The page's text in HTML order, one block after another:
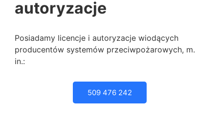
autoryzacje
Posiadamy licencje i autoryzacje wiodących
producentów systemów przeciwpożarowych, m.
in.:
509 476 242